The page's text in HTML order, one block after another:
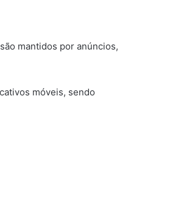
mantidos por anúncios,
móveis, sendo